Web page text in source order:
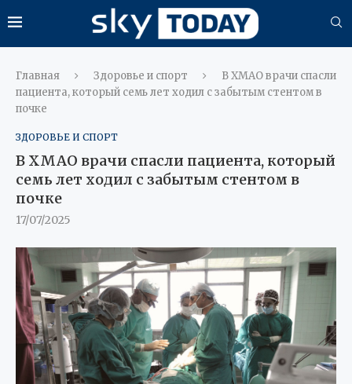
Главная Здоровье и спорт
В ХМАО врачи спасли
пациента, который семь лет ходил с забытым стентом в
почке
ЗДОРОВЬЕ И СПОРТ
В ХМАО врачи спасли пациента, который
семь лет ходил с забытым стентом в
почке
17/07/2025